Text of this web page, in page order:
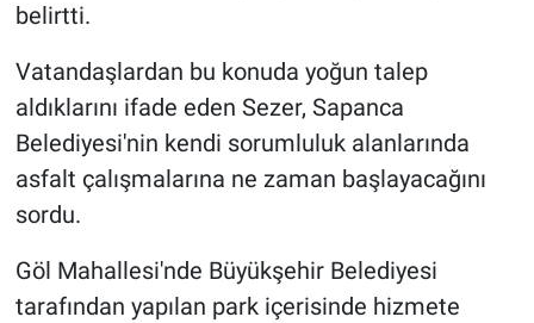
belirtti.
Vatandaşlardan bu konuda yoğun talep
aldıklarını ifade eden Sezer, Sapanca
Belediyesi'nin kendi sorumluluk alanlarında
asfalt çalışmalarına ne zaman başlayacağını
sordu.
Göl Mahallesi'nde Büyükşehir Belediyesi
tarafından yapılan park içerisinde hizmete